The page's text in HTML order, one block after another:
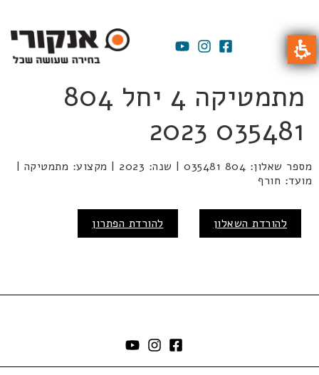
מתמטיקה 4 יחל 804
035481 2023
מספר שאלון: 804 035481 | שנה: 2023 | מקצוע: מתמטיקה |
מועד: חורף
להורדת השאלון להורדת הפתרון